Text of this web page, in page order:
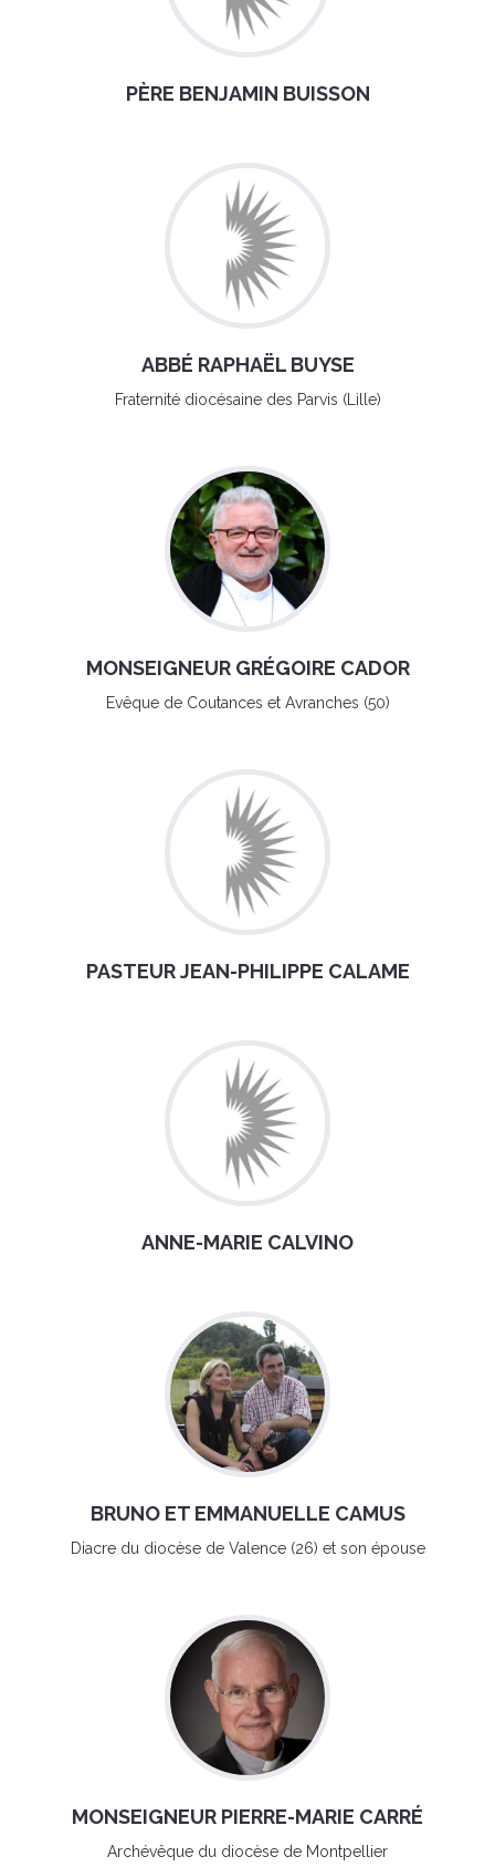
PÈRE BENJAMIN BUISSON
ABBÉ RAPHAËL BUYSE
Fraternité diocésaine des Parvis (Lille)
MONSEIGNEUR GRÉGOIRE CADOR
Evêque de Coutances et Avranches (50)
PASTEUR JEAN-PHILIPPE CALAME
ANNE-MARIE CALVINO
BRUNO ET EMMANUELLE CAMUS
Diacre du diocèse de Valence (26) et son épouse
MONSEIGNEUR PIERRE-MARIE CARRÉ
Archévêque du diocèse de Montpellier